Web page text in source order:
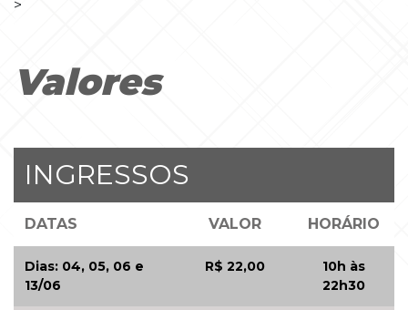
>
Valores
INGRESSOS
DATAS VALOR HORÁRIO
Dias: 04, 05, 06 e
13/06
R$ 22,00
10h às
22h30